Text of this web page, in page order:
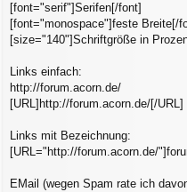
[font="serif"]Serifen[/font]
[font="monospace"]feste Breite[/
[size="140"]Schriftgröße in
Links einfach:
http://forum.acorn.de/
[URL]http://forum.acorn.de/[/URL]
Links mit Bezeichnung:
[URL="http://forum.acorn.de/
EMail (wegen Spam rate ich